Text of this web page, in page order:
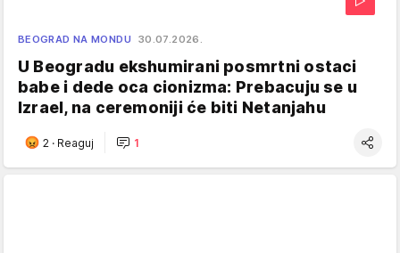
BEOGRAD NA MONDU 30.07.2026.
U Beogradu ekshumirani posmrtni ostaci
babe i dede oca cionizma: Prebacuju se u
Izrael, na ceremoniji će biti Netanjahu
2 · Reaguj 1